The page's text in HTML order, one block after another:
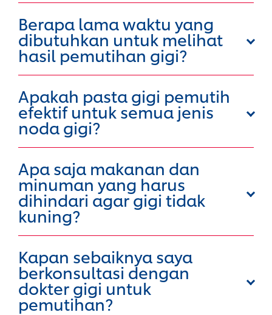
Berapa lama waktu yang
dibutuhkan untuk melihat
hasil pemutihan gigi?
Apakah pasta gigi pemutih
efektif untuk semua jenis
noda gigi?
Apa saja makanan dan
minuman yang harus
dihindari agar gigi tidak
kuning?
Kapan sebaiknya saya
berkonsultasi dengan
dokter gigi untuk
pemutihan?